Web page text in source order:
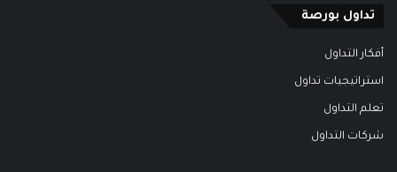
تداول بورصة
أفكار التداول
استراتيجيات تداول
تعلم التداول
شركات التداول